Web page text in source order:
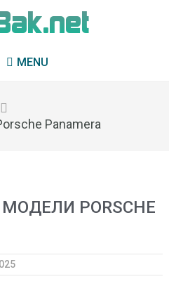
MENU
Panamera
PORSCHE